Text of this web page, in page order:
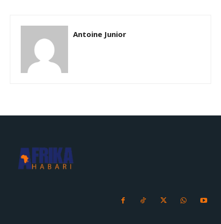
Antoine Junior